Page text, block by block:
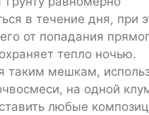
в течение дня, при
от попадания
тепло ночью.
таким мешкам,
на одной
любые